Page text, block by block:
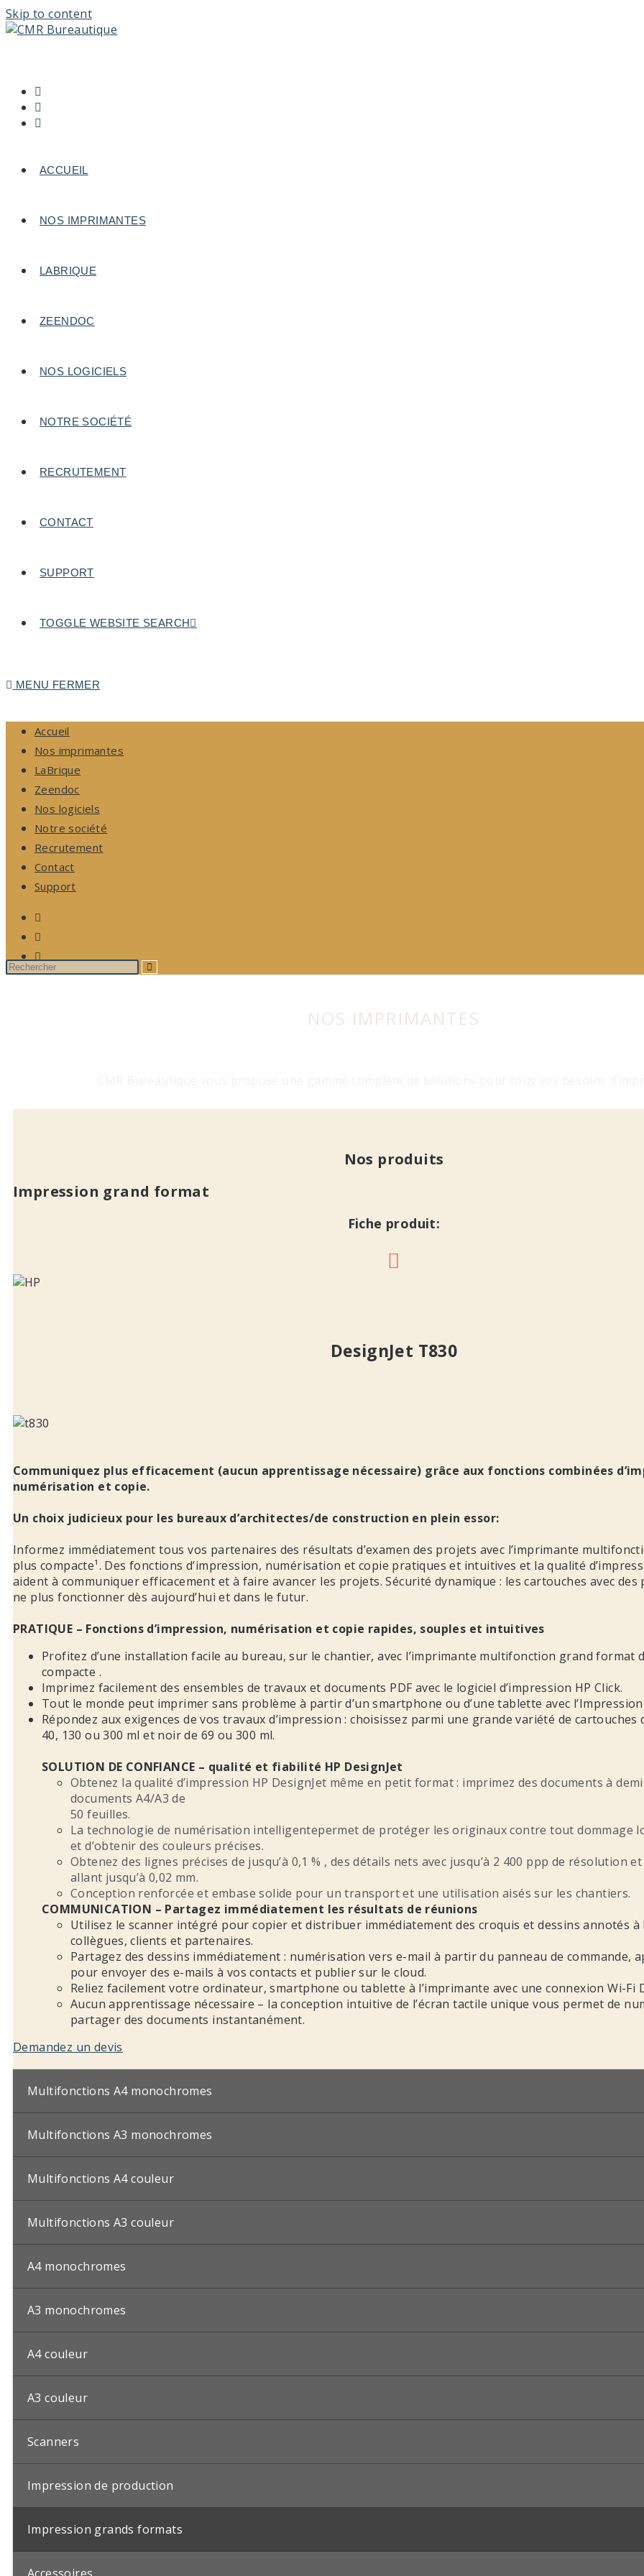
Skip to content
ACCUEIL
NOS IMPRIMANTES
LABRIQUE
ZEENDOC
NOS LOGICIELS
NOTRE SOCIÉTÉ
RECRUTEMENT
CONTACT
SUPPORT
TOGGLE WEBSITE SEARCH
MENU FERMER
Accueil
Nos imprimantes
LaBrique
Zeendoc
Nos logiciels
Notre société
Recrutement
Contact
Support
NOS IMPRIMANTES
Nos produits
Impression grand format
Fiche produit:
DesignJet T830
Communiquez plus efficacement (aucun apprentissage nécessaire) grâce aux fonctions combinées
numérisation et copie.
Un choix judicieux pour les bureaux d’architectes/de construction en plein essor:
Informez immédiatement tous vos partenaires des résultats d’examen des projets avec l’imprimante
plus compacte¹. Des fonctions d’impression, numérisation et copie pratiques et intuitives et la qualité
aident à communiquer efficacement et à faire avancer les projets. Sécurité dynamique : les cartouches avec des
ne plus fonctionner dès aujourd’hui et dans le futur.
PRATIQUE – Fonctions d’impression, numérisation et copie rapides, souples et intuitives
Profitez d’une installation facile au bureau, sur le chantier, avec l’imprimante multifonction grand format
compacte .
Imprimez facilement des ensembles de travaux et documents PDF avec le logiciel d’impression HP Click.
Tout le monde peut imprimer sans problème à partir d’un smartphone ou d’une tablette avec
Répondez aux exigences de vos travaux d’impression : choisissez parmi une grande variété de cartouches
40, 130 ou 300 ml et noir de 69 ou 300 ml.
SOLUTION DE CONFIANCE – qualité et fiabilité HP DesignJet
Obtenez la qualité d’impression HP DesignJet même en petit format : imprimez des documents à
documents A4/A3 de
50 feuilles.
La technologie de numérisation intelligentepermet de protéger les originaux contre tout dommage
et d’obtenir des couleurs précises.
Obtenez des lignes précises de jusqu’à 0,1 % , des détails nets avec jusqu’à 2 400 ppp de résolution
allant jusqu’à 0,02 mm.
Conception renforcée et embase solide pour un transport et une utilisation aisés sur les chantiers.
COMMUNICATION – Partagez immédiatement les résultats de réunions
Utilisez le scanner intégré pour copier et distribuer immédiatement des croquis et dessins annotés à
collègues, clients et partenaires.
Partagez des dessins immédiatement : numérisation vers e-mail à partir du panneau de commande,
pour envoyer des e-mails à vos contacts et publier sur le cloud.
Reliez facilement votre ordinateur, smartphone ou tablette à l’imprimante avec une connexion Wi-Fi
Aucun apprentissage nécessaire – la conception intuitive de l’écran tactile unique vous permet de
partager des documents instantanément.
Demandez un devis
Multifonctions A4 monochromes
Multifonctions A3 monochromes
Multifonctions A4 couleur
Multifonctions A3 couleur
A4 monochromes
A3 monochromes
A4 couleur
A3 couleur
Scanners
Impression de production
Impression grands formats